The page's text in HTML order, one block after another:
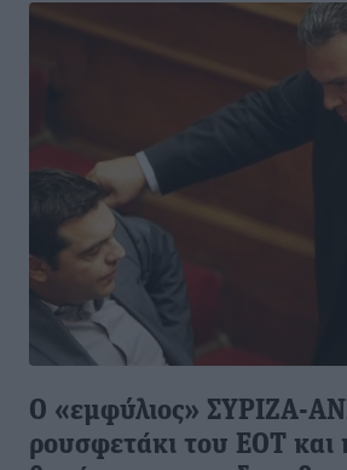
Ο «εμφύλιος» ΣΥΡΙΖΑ-
ρουσφετάκι του ΕΟΤ και